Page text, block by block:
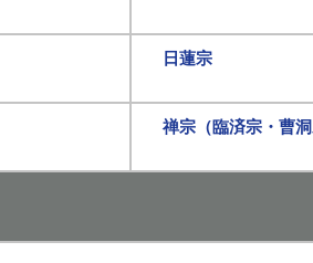
日蓮宗
禅宗（臨済宗・曹